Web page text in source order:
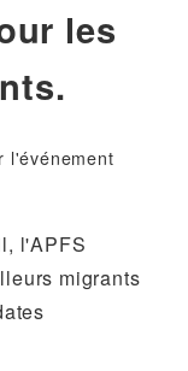
les
l'événement
l'APFS
migrants